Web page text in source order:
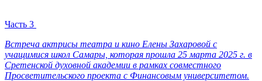
Часть 3
Встреча актрисы театра и кино Елены Захаровой с
учащимися школ Самары, которая прошла 25 марта 2025 г. в
Сретенской духовной академии в рамках совместного
Просветительского проекта с Финансовым университетом.